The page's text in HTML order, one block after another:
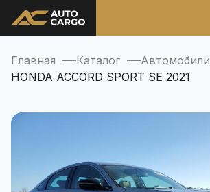
Главная Каталог Автомобили
HONDA ACCORD SPORT SE 2021